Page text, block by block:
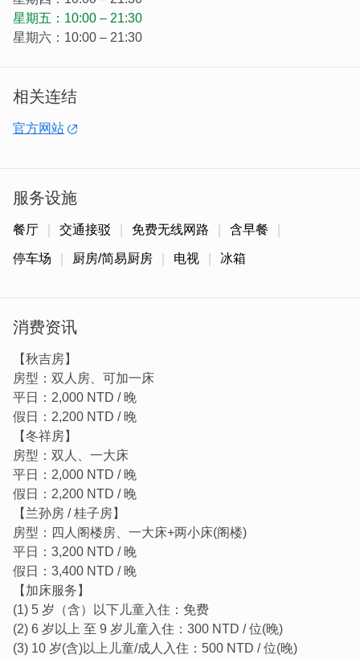
格局雅致为一落四举头的闽式建筑，共有四间套房（两间有
阁楼)，一厅一天井，两川廊，内装设施，干湿分离卫浴、
气候环境，设有冬、暖气等。
《珠山娜一家》格局雅致，一/二馆皆为一落四榉头的传统
闽式建筑，两馆共有八间套房（四间有阁楼），一厅一天
井、两川廊，内装设施齐全温馨、体贴着往来旅人的需求。
星期五：10:00 – 21:30
星期六：10:00 – 21:30
相关连结
官方网站
服务设施
餐厅 交通接驳 免费无线网路 含早餐
停车场 厨房/简易厨房 电视 冰箱
消费资讯
【秋吉房】
房型：双人房、可加一床
平日：2,000 NTD / 晚
假日：2,200 NTD / 晚
【冬祥房】
房型：双人、一大床
平日：2,000 NTD / 晚
假日：2,200 NTD / 晚
【兰孙房 / 桂子房】
房型：四人阁楼房、一大床+两小床(阁楼)
平日：3,200 NTD / 晚
假日：3,400 NTD / 晚
【加床服务】
(1) 5 岁（含）以下儿童入住：免费
(2) 6 岁以上 至 9 岁儿童入住：300 NTD / 位(晚)
(3) 10 岁(含)以上儿童/成人入住：500 NTD / 位(晚)